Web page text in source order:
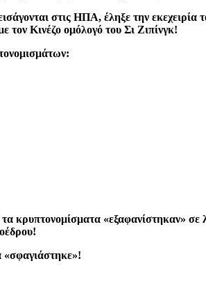
στις ΗΠΑ, έληξε την
Κινέζο ομόλογό του Σι Ζιπίνγκ!
κρυπτονομίσματα «εξαφανίστηκαν»
«σφαγιάστηκε»!